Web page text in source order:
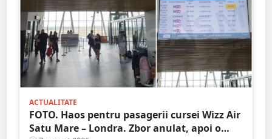
ACTUALITATE
FOTO. Haos pentru pasagerii cursei Wizz Air
Satu Mare – Londra. Zbor anulat, apoi o